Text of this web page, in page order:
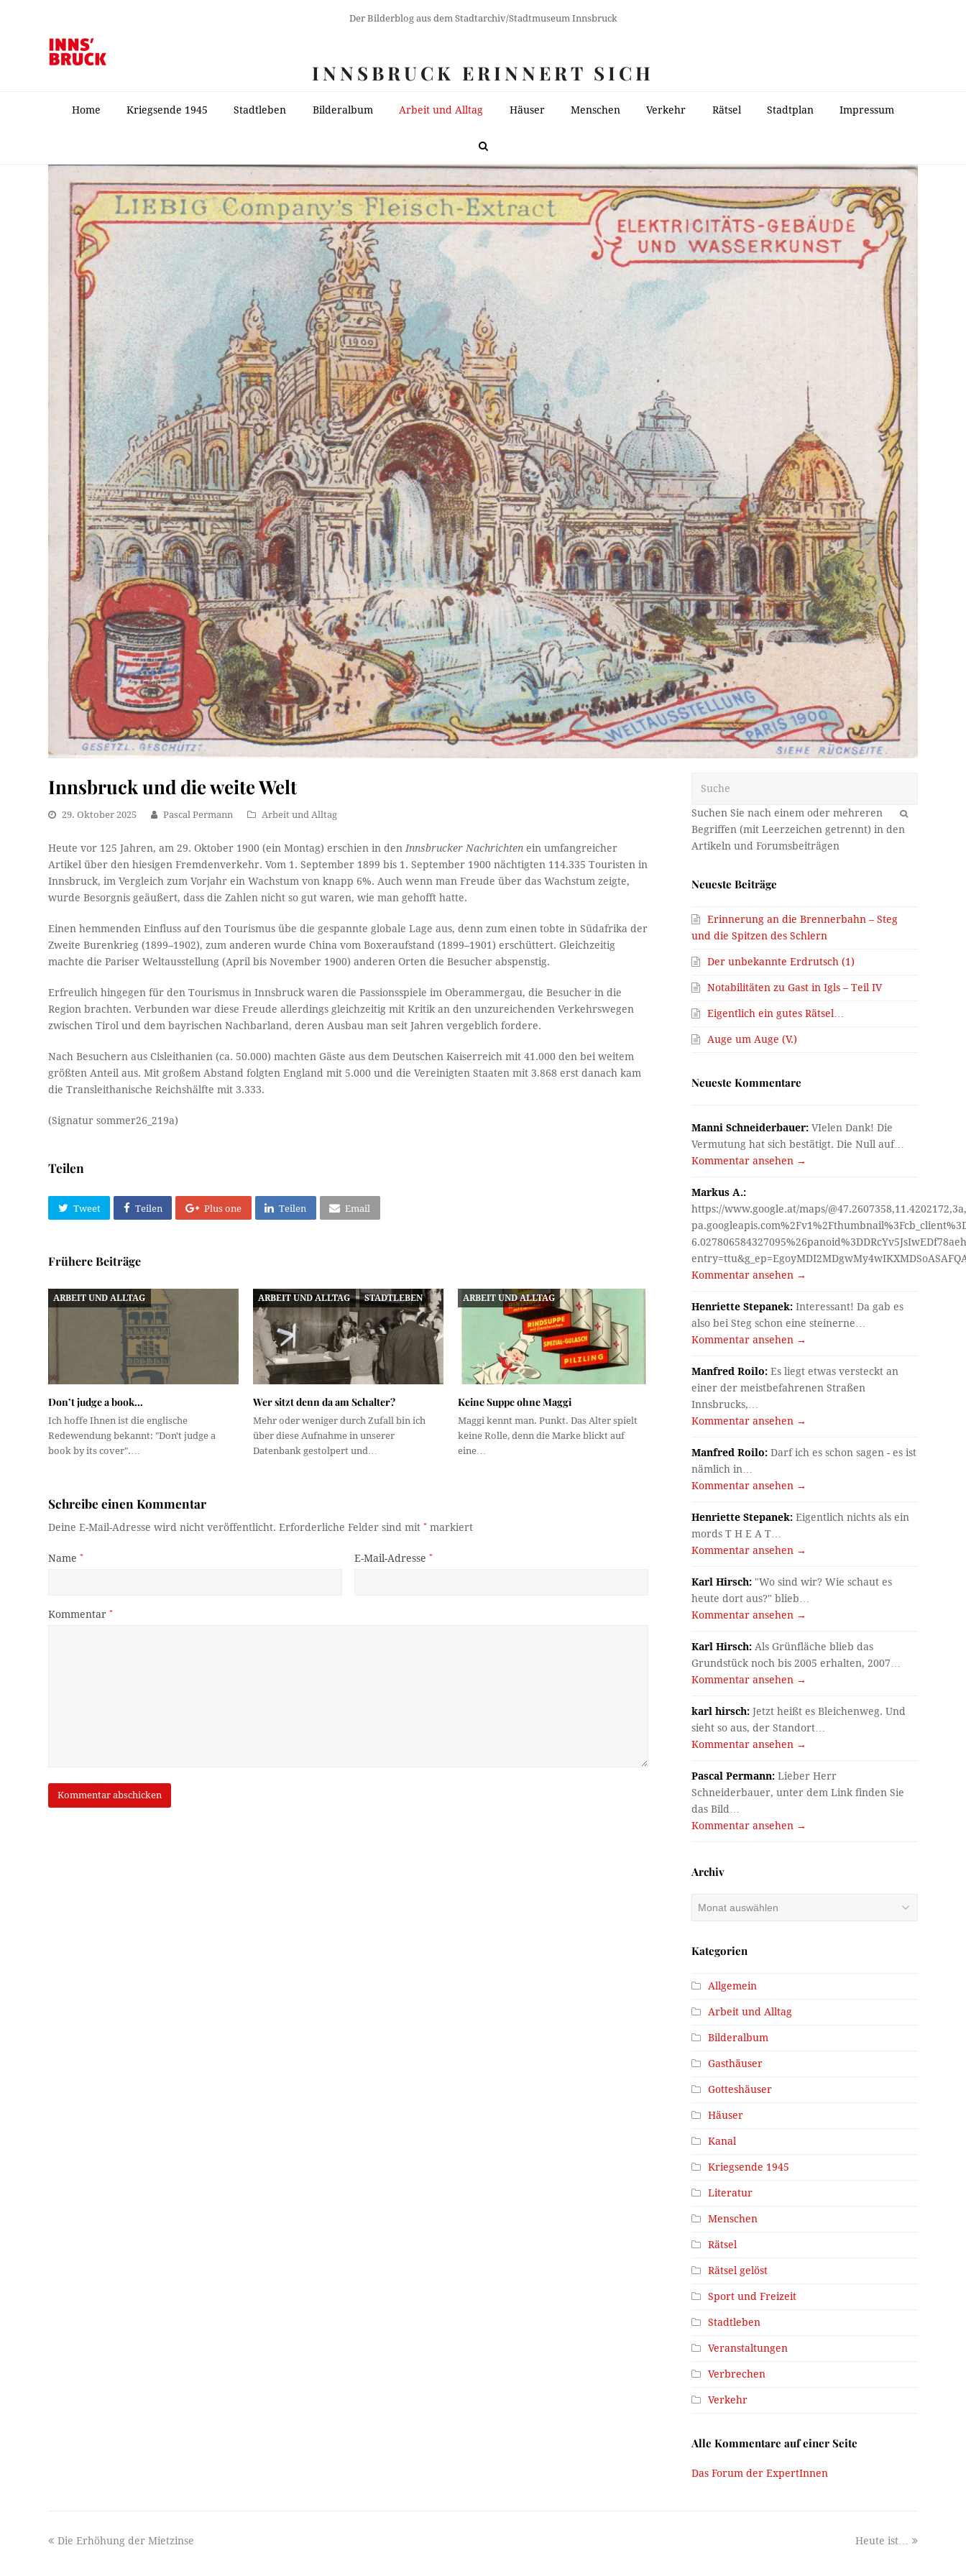
Der Bilderblog aus dem Stadtarchiv/Stadtmuseum Innsbruck
INNSBRUCK ERINNERT SICH
Home Kriegsende 1945 Stadtleben Bilderalbum Arbeit und Alltag Häuser Menschen Verkehr Rätsel Stadtplan Impressum
Innsbruck und die weite Welt
29. Oktober 2025 Pascal Permann Arbeit und Alltag
Heute vor 125 Jahren, am 29. Oktober 1900 (ein Montag) erschien in den Innsbrucker Nachrichtenein umfangreicher
Artikel über den hiesigen Fremdenverkehr. Vom 1. September 1899 bis 1. September 1900 nächtigten 114.335 Touristen in
Innsbruck, im Vergleich zum Vorjahr ein Wachstum von knapp 6%. Auch wenn man Freude über das Wachstum zeigte,
wurde Besorgnis geäußert, dass die Zahlen nicht so gut waren, wie man gehofft hatte.
Einen hemmenden Einfluss auf den Tourismus übe die gespannte globale Lage aus, denn zum einen tobte in Südafrika der
Zweite Burenkrieg (1899–1902), zum anderen wurde China vom Boxeraufstand (1899–1901) erschüttert. Gleichzeitig
machte die Pariser Weltausstellung (April bis November 1900) anderen Orten die Besucher abspenstig.
Erfreulich hingegen für den Tourismus in Innsbruck waren die Passionsspiele im Oberammergau, die Besucher in die
Region brachten. Verbunden war diese Freude allerdings gleichzeitig mit Kritik an den unzureichenden Verkehrswegen
zwischen Tirol und dem bayrischen Nachbarland, deren Ausbau man seit Jahren vergeblich fordere.
Nach Besuchern aus Cisleithanien (ca. 50.000) machten Gäste aus dem Deutschen Kaiserreich mit 41.000 den bei weitem
größten Anteil aus. Mit großem Abstand folgten England mit 5.000 und die Vereinigten Staaten mit 3.868 erst danach kam
die Transleithanische Reichshälfte mit 3.333.
(Signatur sommer26_219a)
Teilen
Tweet Teilen Plus one Teilen Email
Frühere Beiträge
ARBEIT UND ALLTAG
Don’t judge a book…
Ich hoffe Ihnen ist die englische
Redewendung bekannt: "Don't judge a
book by its cover".…
ARBEIT UND ALLTAG STADTLEBEN
Wer sitzt denn da am Schalter?
Mehr oder weniger durch Zufall bin ich
über diese Aufnahme in unserer
Datenbank gestolpert und…
ARBEIT UND ALLTAG
Keine Suppe ohne Maggi
Maggi kennt man. Punkt. Das Alter spielt
keine Rolle, denn die Marke blickt auf
eine…
Schreibe einen Kommentar
Deine E-Mail-Adresse wird nicht veröffentlicht. Erforderliche Felder sind mit* markiert
Name* E-Mail-Adresse *
Kommentar*
OK
Neueste Beiträge
Erinnerung an die Brennerbahn – Steg
und die Spitzen des Schlern
Der unbekannte Erdrutsch (1)
Notabilitäten zu Gast in Igls – Teil IV
Eigentlich ein gutes Rätsel…
Auge um Auge (V.)
Neueste Kommentare
Manni Schneiderbauer: VIelen Dank! Die
Vermutung hat sich bestätigt. Die Null auf…
Kommentar ansehen →
Markus A.:
https://www.google.at/maps/
Kommentar ansehen →
Henriette Stepanek: Interessant! Da gab es
also bei Steg schon eine steinerne…
Kommentar ansehen →
Manfred Roilo: Es liegt etwas versteckt an
einer der meistbefahrenen Straßen
Innsbrucks,…
Kommentar ansehen →
Manfred Roilo: Darf ich es schon sagen - es ist
nämlich in…
Kommentar ansehen →
Henriette Stepanek: Eigentlich nichts als ein
mords T H E A T…
Kommentar ansehen →
Karl Hirsch: "Wo sind wir? Wie schaut es
heute dort aus?" blieb…
Kommentar ansehen →
Karl Hirsch: Als Grünfläche blieb das
Grundstück noch bis 2005 erhalten, 2007…
Kommentar ansehen →
karl hirsch: Jetzt heißt es Bleichenweg. Und
sieht so aus, der Standort…
Kommentar ansehen →
Pascal Permann: Lieber Herr
Schneiderbauer, unter dem Link finden Sie
das Bild…
Kommentar ansehen →
Archiv
Kategorien
Allgemein
Arbeit und Alltag
Bilderalbum
Gasthäuser
Gotteshäuser
Häuser
Kanal
Kriegsende 1945
Literatur
Menschen
Rätsel
Rätsel gelöst
Sport und Freizeit
Stadtleben
Veranstaltungen
Verbrechen
Verkehr
Alle Kommentare auf einer Seite
Das Forum der ExpertInnen
previous
Die Erhöhung der Mietzinse
next
Heute ist…